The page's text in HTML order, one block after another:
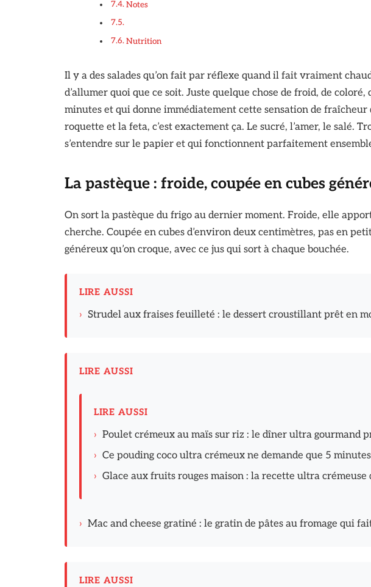
Notes
Nutrition
Il y a des salades qu’on fait par réflexe quand il fait vraiment
d’allumer quoi que ce soit. Juste quelque chose de froid, de
minutes et qui donne immédiatement cette sensation de fraîcheur
roquette et la feta, c’est exactement ça. Le sucré, l’amer, le salé.
s’entendre sur le papier et qui fonctionnent parfaitement
La pastèque : froide, coupée en cubes
On sort la pastèque du frigo au dernier moment. Froide, elle
cherche. Coupée en cubes d’environ deux centimètres, pas en
généreux qu’on croque, avec ce jus qui sort à chaque bouchée.
LIRE AUSSI
› Strudel aux fraises feuilleté : le dessert croustillant prêt en
LIRE AUSSI
LIRE AUSSI
› Poulet crémeux au maïs sur riz : le dîner ultra gourmand
› Ce pouding coco ultra crémeux ne demande que 5
› Glace aux fruits rouges maison : la recette ultra
› Mac and cheese gratiné : le gratin de pâtes au fromage qui
LIRE AUSSI